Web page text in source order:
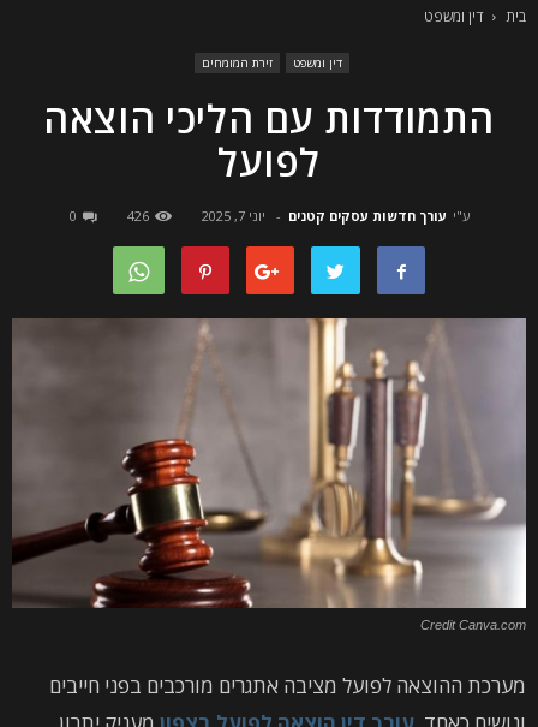
בית דין ומשפט
דין ומשפט זירת המומחים
התמודדות עם הליכי הוצאה
לפועל
ע"י עורך חדשות עסקים קטנים - יוני 7, 2025 426
0
Credit Canva.com
מערכת ההוצאה לפועל מציבה אתגרים מורכבים בפני חייבים